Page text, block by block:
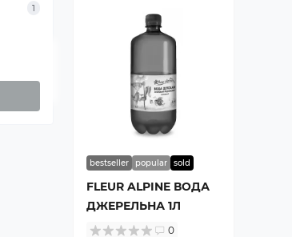
1
bestseller popular sold
FLEUR ALPINE ВОДА
ДЖЕРЕЛЬНА 1Л
0